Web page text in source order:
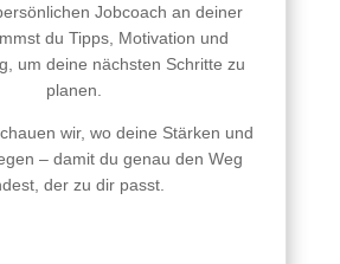
Jobcoach an deiner
du Tipps, Motivation und
um deine nächsten Schritte zu
planen.
wir, wo deine Stärken und
– damit du genau den Weg
der zu dir passt.